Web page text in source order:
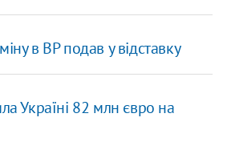
в ВР подав у відставку
Україні 82 млн євро на